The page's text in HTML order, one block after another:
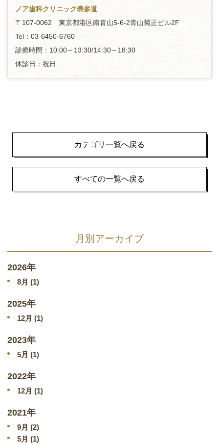
ノア歯科クリニック表参道
〒107-0062 東京都港区南青山5-6-2青山菊正ビル2F
Tel：03-6450-6760
診療時間：10:00～13:30/14:30～18:30
休診日：祝日
カテゴリ一覧へ戻る
すべての一覧へ戻る
月別アーカイブ
2026年
8月 (1)
2025年
12月 (1)
2023年
5月 (1)
2022年
12月 (1)
2021年
9月 (2)
5月 (1)